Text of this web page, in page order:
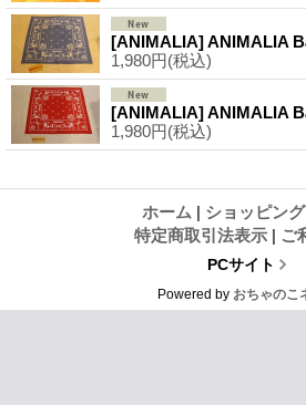
[ANIMALIA] ANIMALIA
1,980円(税込)
[ANIMALIA] ANIMALIA
1,980円(税込)
ホーム | ショッピン
特定商取引法表示 | ご
PCサイト
Powered by おちゃのこ